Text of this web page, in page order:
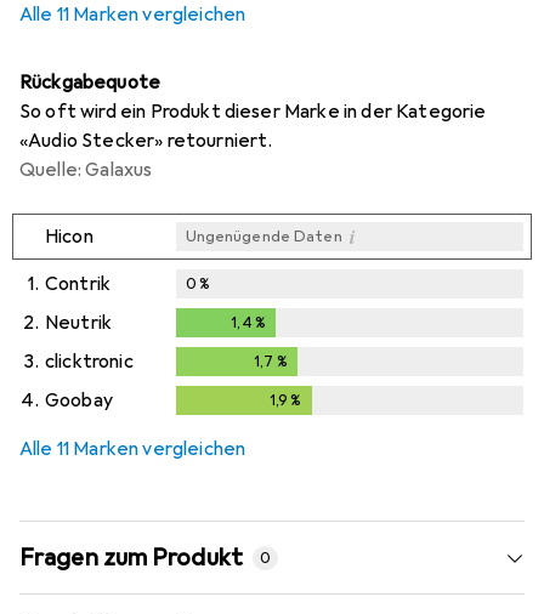
Alle 11 Marken vergleichen
Rückgabequote
So oft wird ein Produkt dieser Marke in der Kategorie
«Audio Stecker» retourniert.
Quelle: Galaxus
Hicon Ungenügende Daten i
1. Contrik 0%
2. Neutrik 1,4 %
3. clicktronic 1,7 %
4. Goobay 1,9 %
Alle 11 Marken vergleichen
Fragen zum Produkt 0